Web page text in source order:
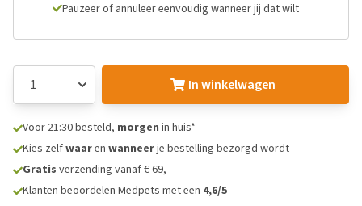
Pauzeer of annuleer eenvoudig wanneer jij dat wilt
In winkelwagen
Voor 21:30 besteld, morgen in huis*
Kies zelfwaaren wanneerje bestelling bezorgd wordt
Gratis verzending vanaf € 69,-
Klanten beoordelen Medpets met een 4,6/5